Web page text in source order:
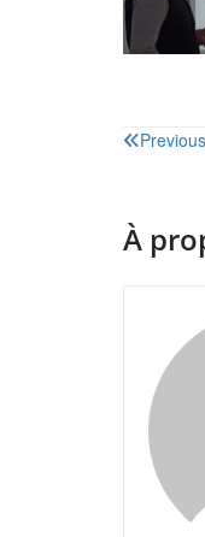
Previous
À